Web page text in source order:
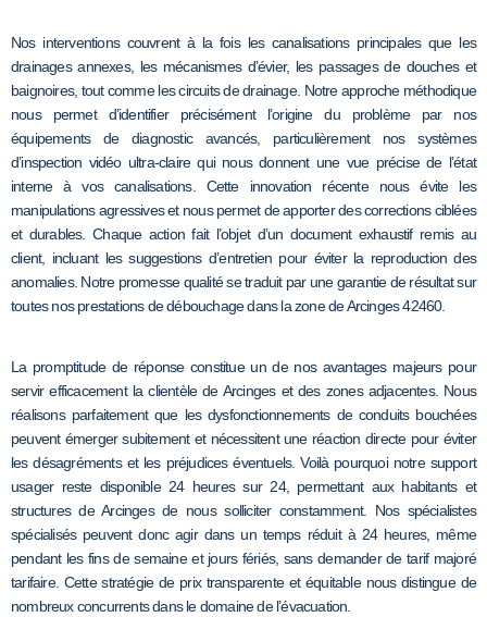
Nos interventions couvrent à la fois les canalisations principales que les
drainages annexes, les mécanismes d’évier, les passages de douches et
baignoires, tout comme les circuits de drainage. Notre approche méthodique
nous permet d’identifier précisément l’origine du problème par nos
équipements de diagnostic avancés, particulièrement nos systèmes
d’inspection vidéo ultra-claire qui nous donnent une vue précise de l’état
interne à vos canalisations. Cette innovation récente nous évite les
manipulations agressives et nous permet de apporter des corrections ciblées
et durables. Chaque action fait l’objet d’un document exhaustif remis au
client, incluant les suggestions d’entretien pour éviter la reproduction des
anomalies. Notre promesse qualité se traduit par une garantie de résultat sur
toutes nos prestations de débouchage dans la zone de Arcinges 42460.
La promptitude de réponse constitue un de nos avantages majeurs pour
servir efficacement la clientèle de Arcinges et des zones adjacentes. Nous
réalisons parfaitement que les dysfonctionnements de conduits bouchées
peuvent émerger subitement et nécessitent une réaction directe pour éviter
les désagréments et les préjudices éventuels. Voilà pourquoi notre support
usager reste disponible 24 heures sur 24, permettant aux habitants et
structures de Arcinges de nous solliciter constamment. Nos spécialistes
spécialisés peuvent donc agir dans un temps réduit à 24 heures, même
pendant les fins de semaine et jours fériés, sans demander de tarif majoré
tarifaire. Cette stratégie de prix transparente et équitable nous distingue de
nombreux concurrents dans le domaine de l’évacuation.